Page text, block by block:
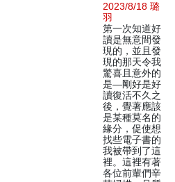
2023/8/18 璐
羽
第一次知道好
讀是無意間發
現的，並且發
現的那天令我
驚喜且意外的
是—剛好是好
讀復活不久之
後，覺著應該
是某種莫名的
緣分，促使想
找些電子書的
我被帶到了這
裡。這裡有著
各位前輩們辛